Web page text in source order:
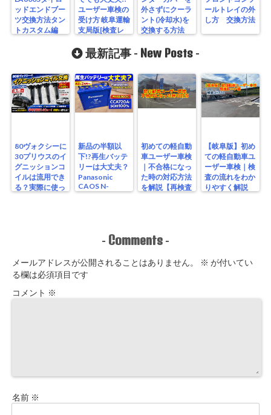
ッドエンドブー
ツ交換方法タン
トカスタム編
ユーザー車検の
受け方 岐阜運輸
支局版[検査レ
運局)
外さずにクーラ
ント(冷却水)を
交換する方法
ールトレイの外
し方 交換方法
最新記事 - New Posts -
80ヴォクシーに
30プリウスのイ
グニッションコ
イルは流用でき
る？実際に使っ
新品の半額以
下!?再生バッテ
リーは大丈夫？
Panasonic
CAOS N-
S115/A4を実測
初めての軽自動
車ユーザー車検
｜不合格になっ
た時の対応方法
を解説【再検査
【岐阜版】初め
ての軽自動車ユ
ーザー車検｜検
査の流れをわか
りやすく解説
- Comments -
メールアドレスが公開されることはありません。 ※ が付いてい
る欄は必須項目です
コメント ※
名前 ※